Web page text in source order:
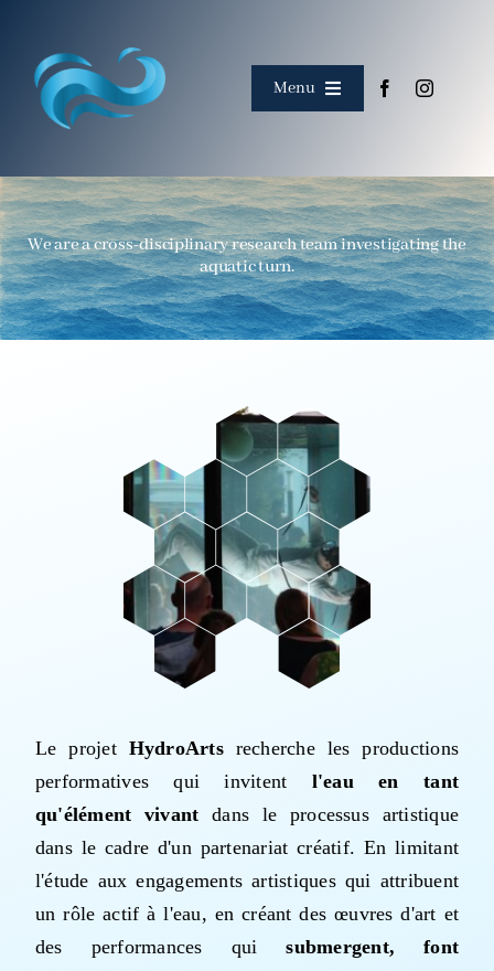
content
Menu
À propos
Rencontrer l'équipe
Événements
Collaborations
Mapping HydroArts
HydroArts Conference 2027
Bibliographie
Nous contacter
English (UK)
We are a cross-disciplinary research team investigating the
aquatic turn.
Le projet HydroArtsrecherche les productions
performatives qui invitent l'eau en tant
qu'élément vivant dans le processus artistique
dans le cadre d'un partenariat créatif. En limitant
l'étude aux engagements artistiques qui attribuent
un rôle actif à l'eau, en créant des œuvres d'art et
des performances quisubmergent, font